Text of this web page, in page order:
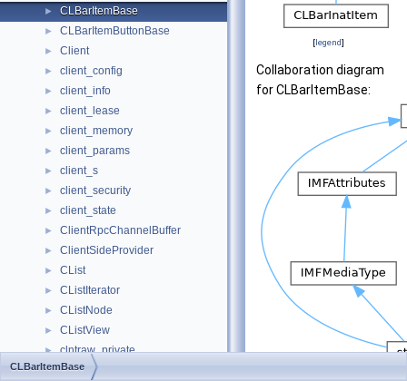
► CLBarItemBase
► CLBarItemButtonBase
► Client
► client_config
► client_info
► client_lease
► client_memory
► client_params
► client_s
► client_security
► client_state
► ClientRpcChannelBuffer
► ClientSideProvider
► CList
► CListIterator
► CListNode
► CListView
► clntraw_private
► CLoaderWnd
[legend]
Collaboration diagram
for CLBarItemBase:
CLBarItemBase